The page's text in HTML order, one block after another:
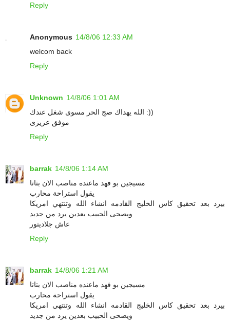
Reply
Anonymous 14/8/06 12:33 AM
welcom back
Reply
Unknown 14/8/06 1:01 AM
الله يهداك صج الحر مسوى شغل عندك :))
موفق عزيزى
Reply
barrak 14/8/06 1:14 AM
مسيجين بو فهد ماعنده مناصب الان بتاتا
يقول استراحة محارب
بيرد بعد تحقيق كاس الخليج القادمه انشاء الله وتنتهي امريكا
ويصحى الحبيب بعدين يرد من جديد
عاش جلاديتور
Reply
barrak 14/8/06 1:21 AM
مسيجين بو فهد ماعنده مناصب الان بتاتا
يقول استراحة محارب
بيرد بعد تحقيق كاس الخليج القادمه انشاء الله وتنتهي امريكا
ويصحى الحبيب بعدين يرد من جديد